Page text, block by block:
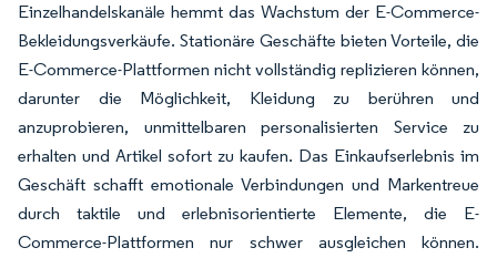
Einzelhandelskanäle hemmt das Wachstum der E-Commerce-
Bekleidungsverkäufe. Stationäre Geschäfte bieten Vorteile, die
E-Commerce-Plattformen nicht vollständig replizieren können,
darunter die Möglichkeit, Kleidung zu berühren und
anzuprobieren, unmittelbaren personalisierten Service zu
erhalten und Artikel sofort zu kaufen. Das Einkaufserlebnis im
Geschäft schafft emotionale Verbindungen und Markentreue
durch taktile und erlebnisorientierte Elemente, die E-
Commerce-Plattformen nur schwer ausgleichen können.